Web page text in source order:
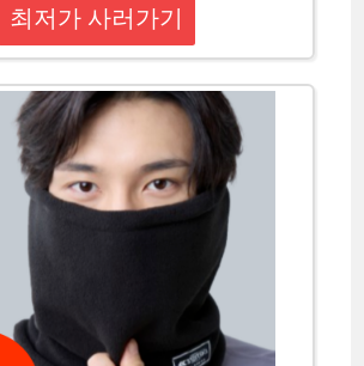
최저가 사러가기